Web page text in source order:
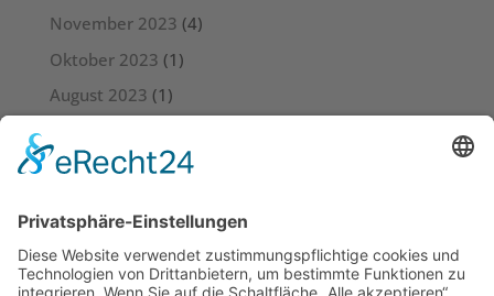
November 2023 (4)
Oktober 2023 (1)
August 2023 (1)
Juni 2023(3)
April 2023
März 2023(5)